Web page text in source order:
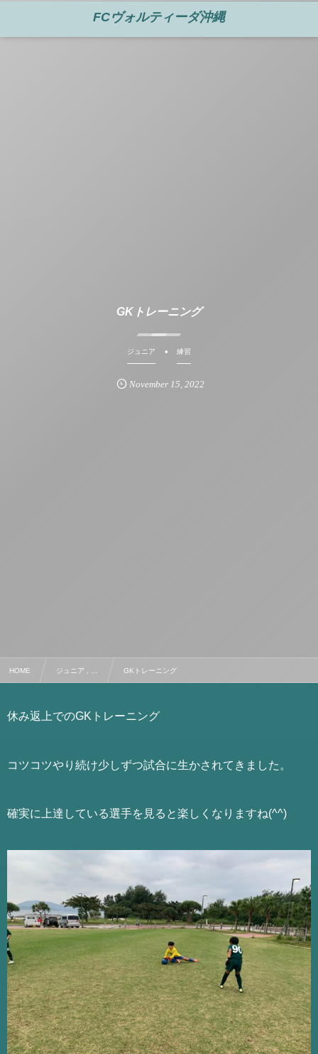
FCヴォルティーダ沖縄
GKトレーニング
ジュニア 練習
November 15 2022
HOME ジュニア , … GKトレーニング
休み返上でのGKトレーニング
コツコツやり続け少しずつ試合に生かされてきました。
確実に上達している選手を見ると楽しくなりますね(^^)